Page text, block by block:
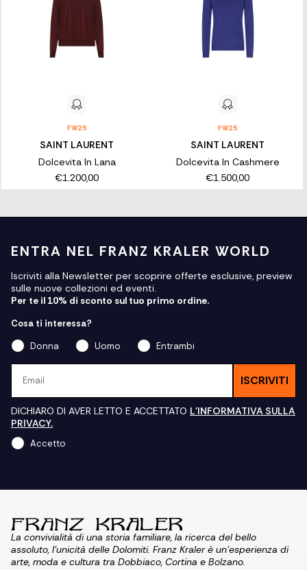
FW25
SAINT LAURENT
Dolcevita In Lana
€1.200,00
FW25
SAINT LAURENT
Dolcevita In Cashmere
€1.500,00
ENTRA NEL FRANZ KRALER WORLD
Iscriviti alla Newsletter per scoprire offerte esclusive, preview
sulle nuove collezioni ed eventi.
Per te il 10% di sconto sul tuo primo ordine.
Cosa ti interessa?
Donna
Uomo
Entrambi
ISCRIVITI
DICHIARO DI AVER LETTO E ACCETTATO L'INFORMATIVA SULLA
PRIVACY.
Accetto
La convivialità di una storia familiare, la ricerca del bello
assoluto, l'unicità delle Dolomiti. Franz Kraler è un'esperienza di
arte, moda e cultura tra Dobbiaco, Cortina e Bolzano.